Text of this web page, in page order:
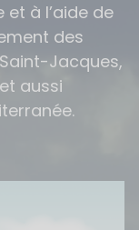
et à l’aide de
des
Jacques,
aussi